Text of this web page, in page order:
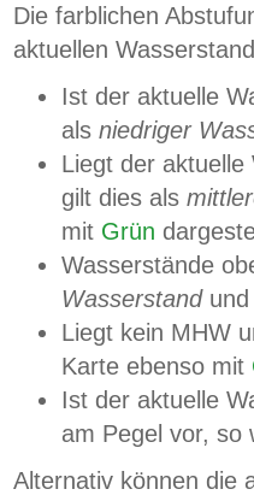
Die farblichen
aktuellen
Ist der aktuelle
als niedriger
Liegt der
gilt dies als
mit Grün
Wasserstände
Wasserstandund
Liegt kein MHW
Karte ebenso mit
Ist der aktuelle
am Pegel vor,
Alternativ können die